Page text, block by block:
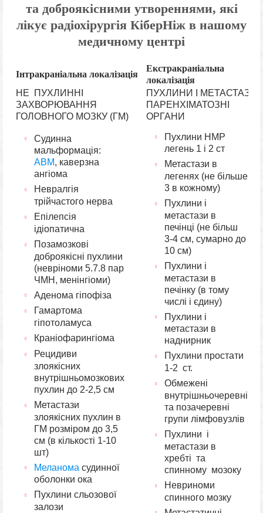
та доброякісними утвореннями, які
лікує радіохірургія КіберНіж в нашому
медичному центрі
Інтракраніальна локалізація
Екстракраніальна
локалізація
НЕ ПУХЛИННІ
ЗАХВОРЮВАННЯ
ГОЛОВНОГО МОЗКУ (ГМ)
ПУХЛИНИ І МЕТАСТАЗИ
ПАРЕНХІМАТОЗНІ
ОРГАНИ
Судинна
мальформація:
АВМ, каверзна
ангіома
Невралгія
трійчастого нерва
Епілепсія
ідіопатична
Позамозкові
доброякісні пухлини
(невріноми 5.7.8 пар
ЧМН, менінгіоми)
Аденома гіпофіза
Гамартома
гіпотоламуса
Краніофарингіома
Рецидиви
злоякісних
внутрішньомозкових
пухлин до 2-2,5 см
Метастази
злоякісних пухлин в
ГМ розміром до 3,5
см (в кількості 1-10
шт)
Меланома судинної
оболонки ока
Пухлини сльозової
залози
Пухлини НМР
легень 1 і 2 ст
Метастази в
легенях (не більше
3 в кожному)
Пухлини і
метастази в
печінці (не більш
3-4 см, сумарно до
10 см)
Пухлини і
метастази в
печінку (в тому
числі і єдину)
Пухлини і
метастази в
наднирник
Пухлини простати
1-2 ст.
Обмежені
внутрішньочеревні
та позачеревні
групи лімфовузлів
Пухлини і
метастази в
хребті та
спинному мозоку
Невриноми
спинного мозку